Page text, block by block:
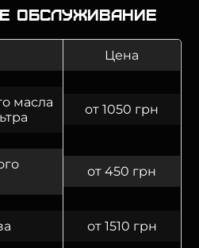
обслуживание
Цена
масла
от 1050 грн
от 450 грн
от 1510 грн